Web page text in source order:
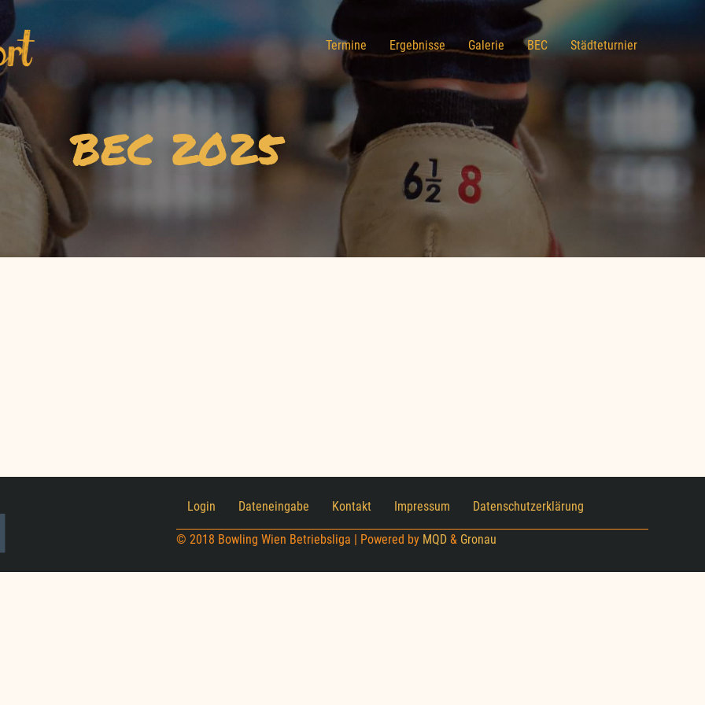
Termine Ergebnisse Galerie BEC Städteturnier
BEC 2025
Login Dateneingabe Kontakt Impressum Datenschutzerklärung
© 2018 Bowling Wien Betriebsliga | Powered by MQD & Gronau